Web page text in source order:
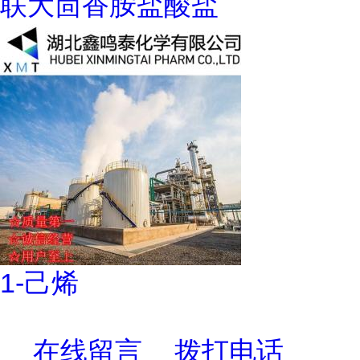
1-己烯
在线留言 拨打电话